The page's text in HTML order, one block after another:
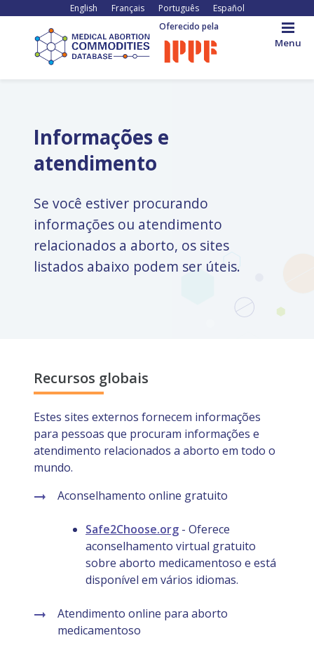
conteúdo
principal
English Français Português Español
Menu
Oferecido pela
Informações e
atendimento
Se você estiver procurando
informações ou atendimento
relacionados a aborto, os sites
listados abaixo podem ser úteis.
Recursos globais
Estes sites externos fornecem informações
para pessoas que procuram informações e
atendimento relacionados a aborto em todo o
mundo.
Aconselhamento online gratuito
Safe2Choose.org - Oferece
aconselhamento virtual gratuito
sobre aborto medicamentoso e está
disponível em vários idiomas.
Atendimento online para aborto
medicamentoso